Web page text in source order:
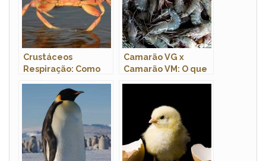
Crustáceos
Respiração: Como
Camarão VG x
Camarão VM: O que